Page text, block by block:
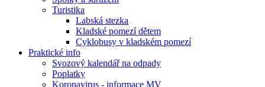
Turistika
Labská stezka
Kladské pomezí dětem
Cyklobusy v kladském pomezí
Praktické info
Svozový kalendář na odpady
Poplatky
Koronavirus - informace MV